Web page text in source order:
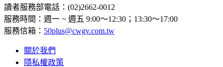
讀者服務部電話：(02)2662-0012
服務時間：週一 ~ 週五 9:00～12:30；13:30～17:00
服務信箱： 50plus@cwgv.com.tw
關於我們
隱私權政策